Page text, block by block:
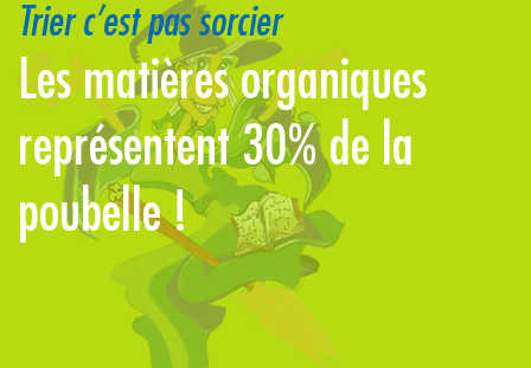
Trier c’est pas sorcier
Les matières organiques
représentent 30% de la
poubelle !